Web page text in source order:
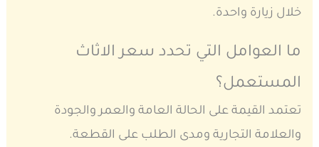
خلال زيارة واحدة.
ما العوامل التي تحدد سعر الاثاث
المستعمل؟
تعتمد القيمة على الحالة العامة والعمر والجودة
والعلامة التجارية ومدى الطلب على القطعة.